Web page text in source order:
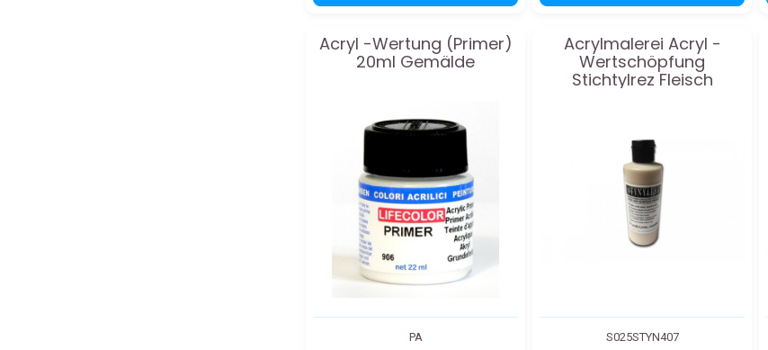
Acryl -Wertung (Primer)
20ml Gemälde
PA
Acrylmalerei Acryl -
Wertschöpfung
Stichtylrez Fleisch
S025STYN407